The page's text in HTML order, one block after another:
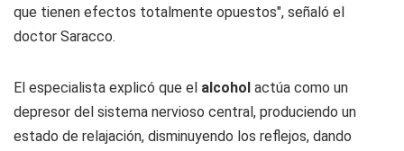
que tienen efectos totalmente opuestos", señaló el
doctor Saracco.
El especialista explicó que el alcohol actúa como un
depresor del sistema nervioso central, produciendo un
estado de relajación, disminuyendo los reflejos, dando